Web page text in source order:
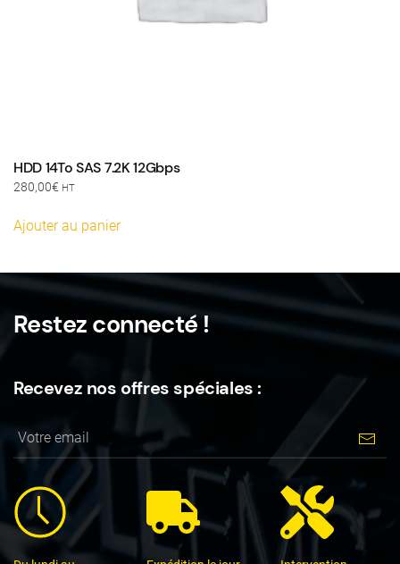
HDD 14To SAS 7.2K 12Gbps
280,00€ HT
Ajouter au panier
Restez connecté !
Recevez nos offres spéciales :